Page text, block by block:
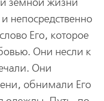
земной жизни
непосредственно
Его, которое
Они несли к
Они
обнимали Его